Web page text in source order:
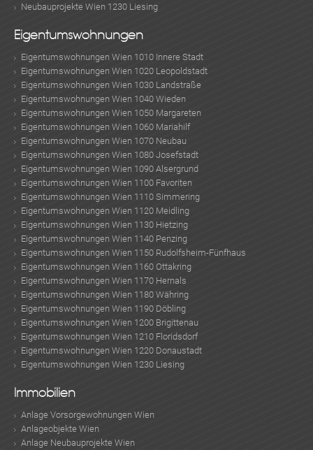
Neubauprojekte Wien 1230 Liesing
Eigentumswohnungen
Eigentumswohnungen Wien 1010 Innere Stadt
Eigentumswohnungen Wien 1020 Leopoldstadt
Eigentumswohnungen Wien 1030 Landstraße
Eigentumswohnungen Wien 1040 Wieden
Eigentumswohnungen Wien 1050 Margareten
Eigentumswohnungen Wien 1060 Mariahilf
Eigentumswohnungen Wien 1070 Neubau
Eigentumswohnungen Wien 1080 Josefstadt
Eigentumswohnungen Wien 1090 Alsergrund
Eigentumswohnungen Wien 1100 Favoriten
Eigentumswohnungen Wien 1110 Simmering
Eigentumswohnungen Wien 1120 Meidling
Eigentumswohnungen Wien 1130 Hietzing
Eigentumswohnungen Wien 1140 Penzing
Eigentumswohnungen Wien 1150 Rudolfsheim-Fünfhaus
Eigentumswohnungen Wien 1160 Ottakring
Eigentumswohnungen Wien 1170 Hernals
Eigentumswohnungen Wien 1180 Währing
Eigentumswohnungen Wien 1190 Döbling
Eigentumswohnungen Wien 1200 Brigittenau
Eigentumswohnungen Wien 1210 Floridsdorf
Eigentumswohnungen Wien 1220 Donaustadt
Eigentumswohnungen Wien 1230 Liesing
Immobilien
Anlage Vorsorgewohnungen Wien
Anlageobjekte Wien
Anlage Neubauprojekte Wien